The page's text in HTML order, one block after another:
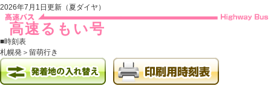
2026年7月1日更新（夏ダイヤ）
高速るもい号
■時刻表
札幌発＞留萌行き